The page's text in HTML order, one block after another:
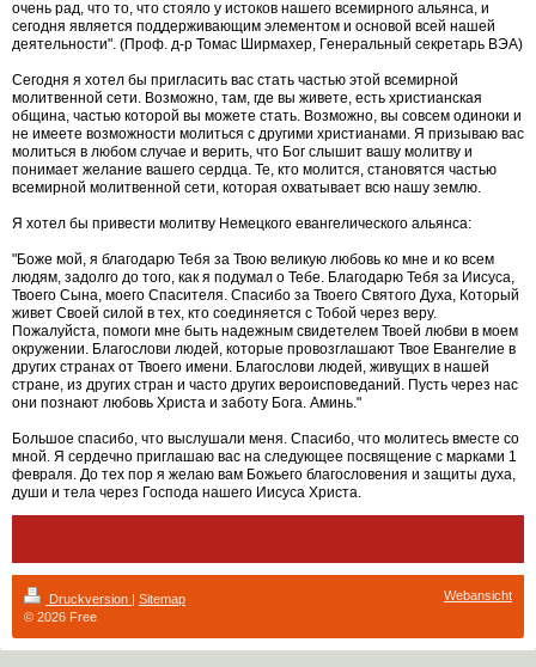
очень рад, что то, что стояло у истоков нашего всемирного альянса, и
сегодня является поддерживающим элементом и основой всей нашей
деятельности". (Проф. д-р Томас Ширмахер, Генеральный секретарь ВЭА)
Сегодня я хотел бы пригласить вас стать частью этой всемирной
молитвенной сети. Возможно, там, где вы живете, есть христианская
община, частью которой вы можете стать. Возможно, вы совсем одиноки и
не имеете возможности молиться с другими христианами. Я призываю вас
молиться в любом случае и верить, что Бог слышит вашу молитву и
понимает желание вашего сердца. Те, кто молится, становятся частью
всемирной молитвенной сети, которая охватывает всю нашу землю.
Я хотел бы привести молитву Немецкого евангелического альянса:
"Боже мой, я благодарю Тебя за Твою великую любовь ко мне и ко всем
людям, задолго до того, как я подумал о Тебе. Благодарю Тебя за Иисуса,
Твоего Сына, моего Спасителя. Спасибо за Твоего Святого Духа, Который
живет Своей силой в тех, кто соединяется с Тобой через веру.
Пожалуйста, помоги мне быть надежным свидетелем Твоей любви в моем
окружении. Благослови людей, которые провозглашают Твое Евангелие в
других странах от Твоего имени. Благослови людей, живущих в нашей
стране, из других стран и часто других вероисповеданий. Пусть через нас
они познают любовь Христа и заботу Бога. Аминь."
Большое спасибо, что выслушали меня. Спасибо, что молитесь вместе со
мной. Я сердечно приглашаю вас на следующее посвящение с марками 1
февраля. До тех пор я желаю вам Божьего благословения и защиты духа,
души и тела через Господа нашего Иисуса Христа.
Druckversion | Sitemap
© 2026 Free
Webansicht